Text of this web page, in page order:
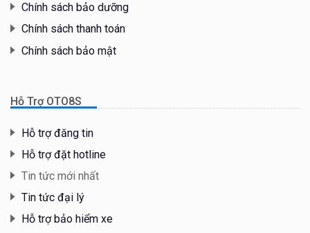
Chính sách bảo dưỡng
Chính sách thanh toán
Chính sách bảo mật
Hỗ Trợ OTO8S
Hỗ trợ đăng tin
Hỗ trợ đặt hotline
Tin tức mới nhất
Tin tức đại lý
Hỗ trợ bảo hiểm xe